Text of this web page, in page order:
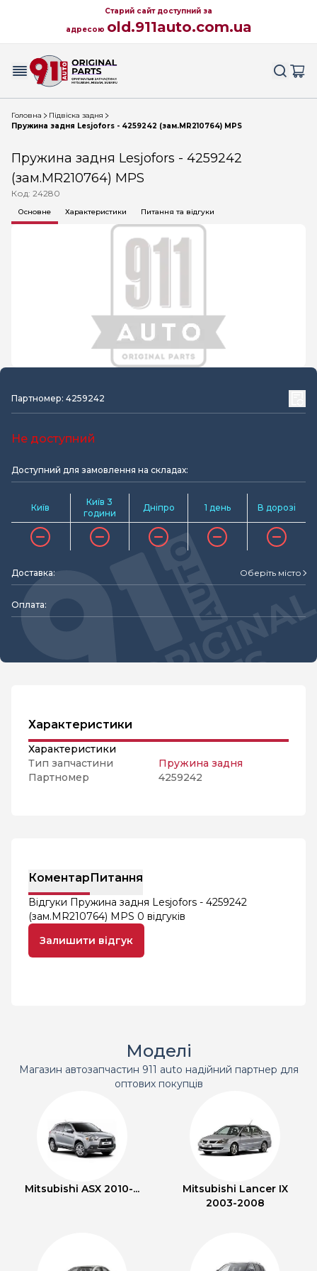
Старий сайт доступний за
адресою old.911auto.com.ua
Головна
Підвіска задня
Пружина задня Lesjofors - 4259242 (зам.MR210764) MPS
Пружина задня Lesjofors - 4259242
(зам.MR210764) MPS
Код: 24280
Основне Характеристики Питання та відгуки
Партномер: 4259242
Не доступний
Доступний для замовлення на складах:
Київ
Київ 3
години
Дніпро 1 день В дорозі
Доставка: Оберіть місто
Оплата:
Характеристики
Характеристики
Тип запчастини
Пружина задня
Партномер
4259242
КоментарПитання
Відгуки Пружина задня Lesjofors - 4259242
(зам.MR210764) MPS 0 відгуків
Залишити відгук
Моделі
Магазин автозапчастин 911 auto надійний партнер для
оптових покупців
Mitsubishi ASX 2010-...
Mitsubishi Lancer IX
2003-2008